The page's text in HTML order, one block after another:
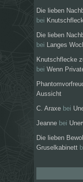
Die lieben
bei
Die lieben
bei
Langes
Knutschflecke
bei Wenn
Aussicht
C. Araxe bei
Jeanne bei
Die lieben
Gruselkabinett